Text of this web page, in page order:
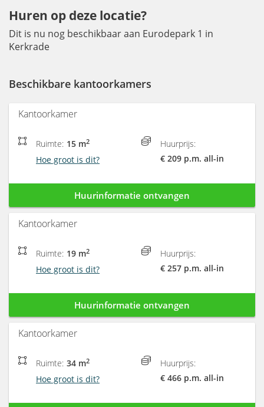
Huren op deze locatie?
Dit is nu nog beschikbaar aan Eurodepark 1 in
Kerkrade
Beschikbare kantoorkamers
Kantoorkamer
Ruimte: 15 m2
Hoe groot is dit?
Huurprijs:
€ 209 p.m. all-in
Huurinformatie ontvangen
Kantoorkamer
Ruimte: 19 m2
Hoe groot is dit?
Huurprijs:
€ 257 p.m. all-in
Huurinformatie ontvangen
Kantoorkamer
Ruimte: 34 m2
Hoe groot is dit?
Huurprijs:
€ 466 p.m. all-in